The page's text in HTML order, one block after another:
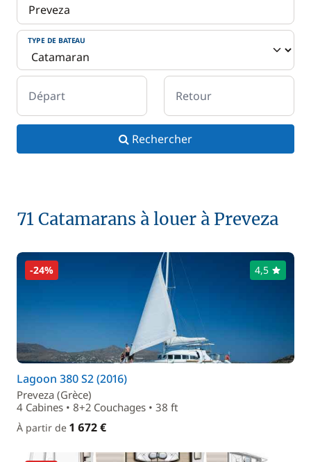
TYPE DE BATEAU
Départ Retour
Rechercher
71 Catamarans à louer à Preveza
-24% 4,5
Lagoon 380 S2 (2016)
Preveza (Grèce)
4 Cabines • 8+2 Couchages • 38 ft
À partir de 1 672 €